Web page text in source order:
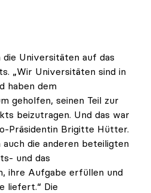
Universitäten auf das
„Wir Universitäten sind in
haben dem
geholfen, seinen Teil zur
beizutragen. Und das war
Präsidentin Brigitte Hütter.
die anderen beteiligten
und das
ihre Aufgabe erfüllen und
liefert.“ Die